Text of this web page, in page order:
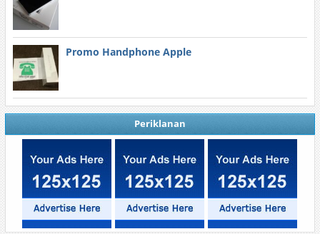
Promo Handphone Apple
Periklanan